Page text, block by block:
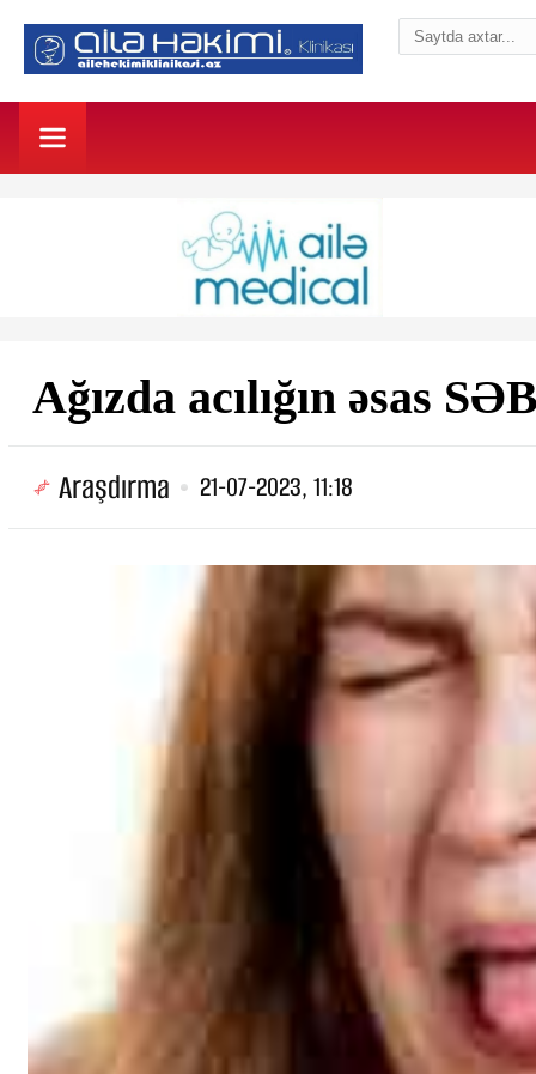
Ağızda acılığın əsas
Araşdırma 21-07-2023, 11:18